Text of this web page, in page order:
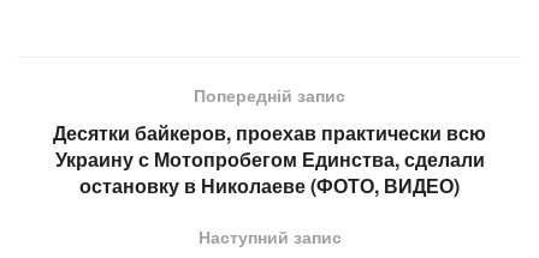
Попередній запис
Десятки байкеров, проехав практически всю
Украину с Мотопробегом Единства, сделали
остановку в Николаеве (ФОТО, ВИДЕО)
Наступний запис